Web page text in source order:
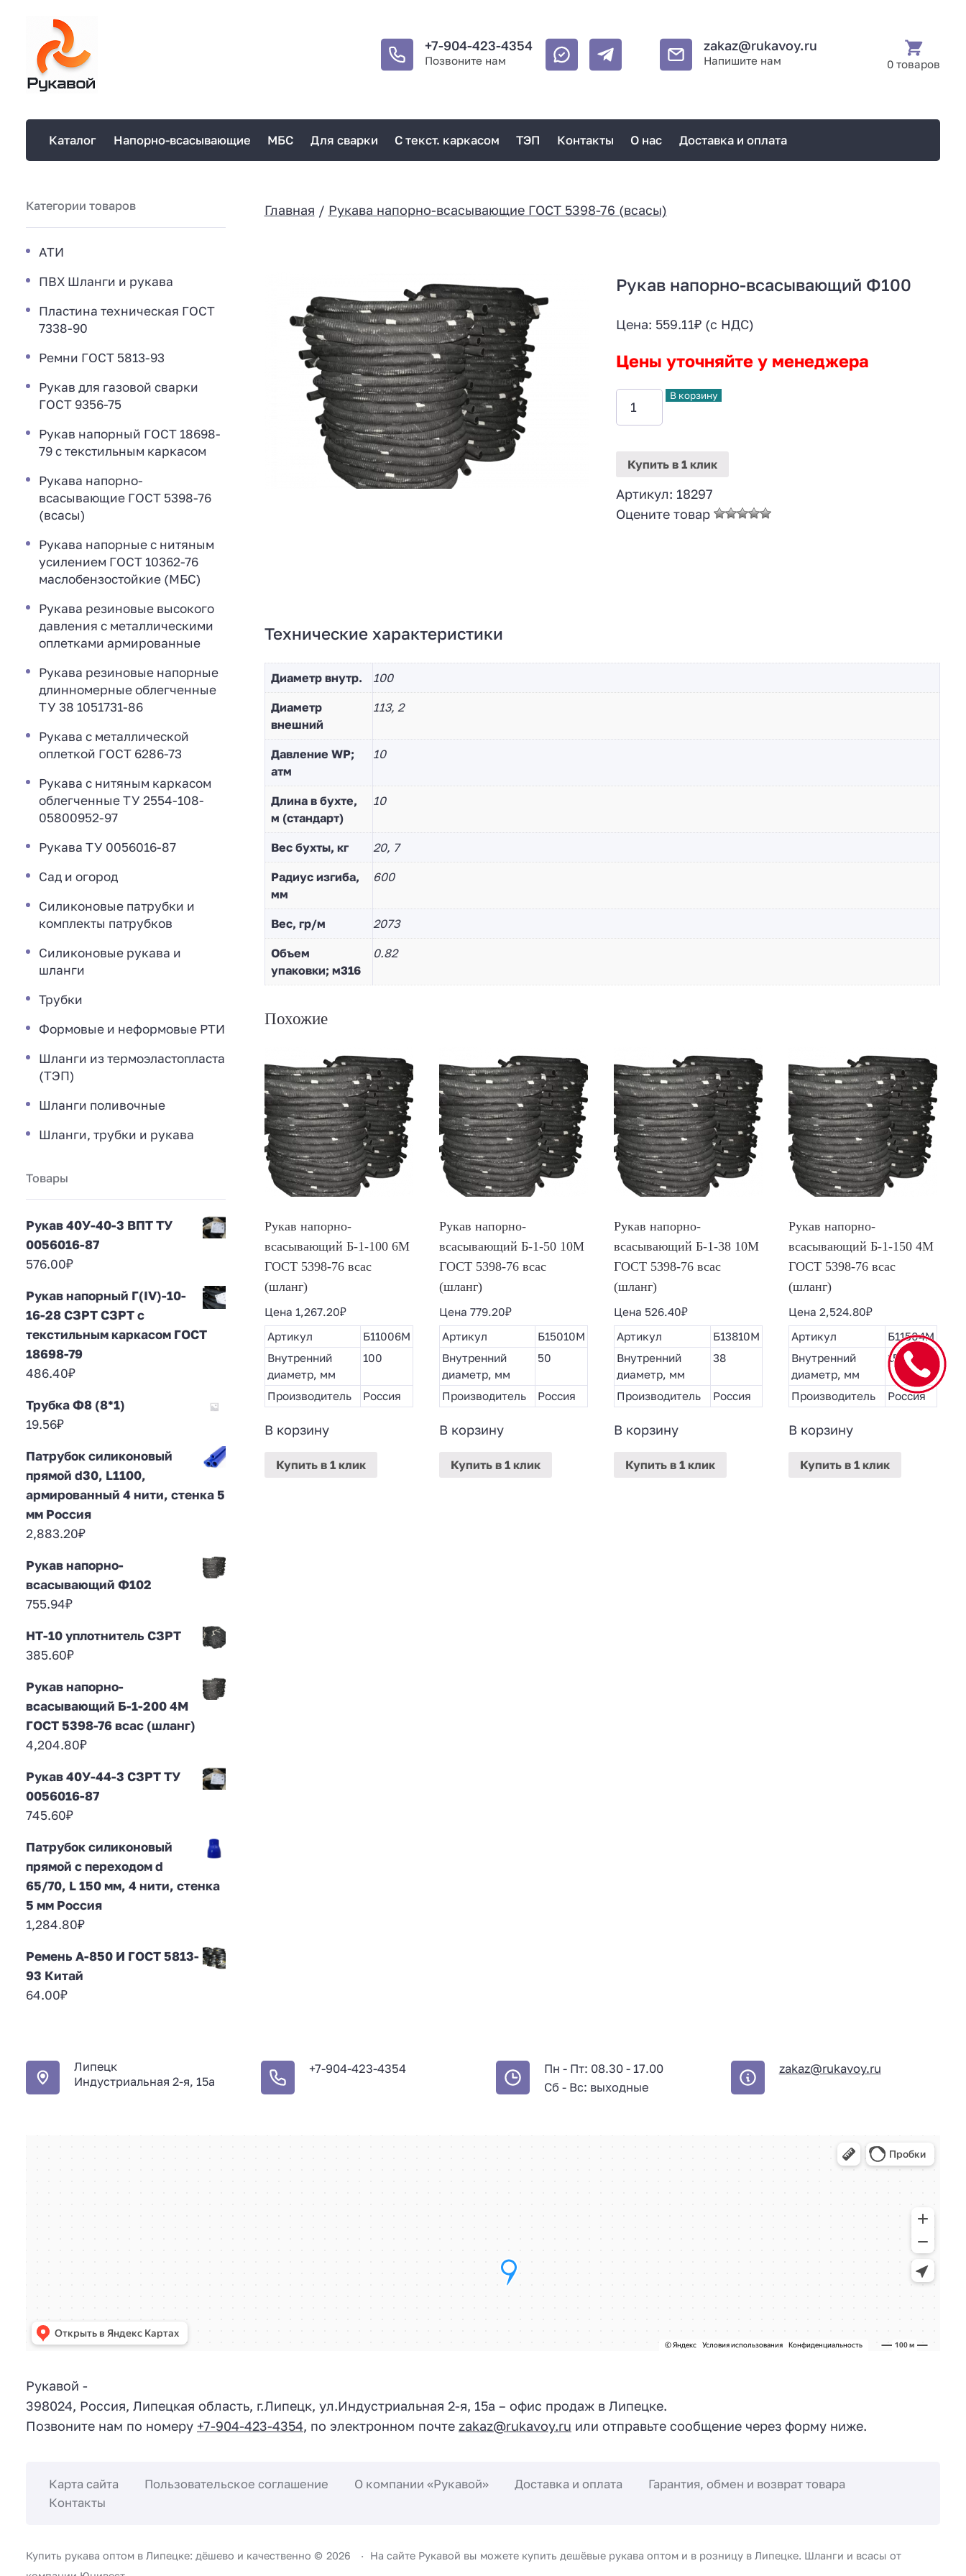
+7-904-423-4354
Позвоните нам
zakaz@rukavoy.ru
Напишите нам 0 товаров
Каталог Напорно-всасывающие МБС Для сварки С текст. каркасом ТЭП Контакты О нас Доставка и оплата
Главная / Рукава напорно-всасывающие ГОСТ 5398-76 (всасы)
Рукав напорно-всасывающий Ф100
Цена: 559.11₽(с НДС)
Цены уточняйте у менеджера
В корзину
Купитьв 1 клик
Артикул: 18297
Оцените товар
Технические характеристики
Диаметр внутр. 100
Диaметр
внешний
113, 2
Давление WP;
атм
10
Длина в бухте,
м (стандарт)
10
Вес бухты, кг 20, 7
Радиус изгиба,
мм
600
Вес, гр/м 2073
Объем
упаковки; м316
0.82
Похожие
Рукав напорно-
всасывающий Б-1-100 6М
ГОСТ 5398-76 всас
(шланг)
Цена 1,267.20₽
Артикул
Б11006М
Внутренний
диаметр, мм
100
Производитель Россия
В корзину
Купитьв 1 клик
Рукав напорно-
всасывающий Б-1-50 10М
ГОСТ 5398-76 всас
(шланг)
Цена 779.20₽
Артикул
Б15010М
Внутренний
диаметр, мм
50
Производитель Россия
В корзину
Купитьв 1 клик
Рукав напорно-
всасывающий Б-1-38 10М
ГОСТ 5398-76 всас
(шланг)
Цена 526.40₽
Артикул
Б13810М
Внутренний
диаметр, мм
38
Производитель Россия
В корзину
Купитьв 1 клик
Рукав напорно-
всасывающий Б-1-150 4М
ГОСТ 5398-76 всас
(шланг)
Цена 2,524.80₽
Артикул
Б11504М
Внутренний
диаметр, мм
150
Производитель Россия
В корзину
Купить в 1 клик
Категории товаров
АТИ
ПВХ Шланги и рукава
Пластина техническая ГОСТ
7338-90
Ремни ГОСТ 5813-93
Рукав для газовой сварки
ГОСТ 9356-75
Рукав напорный ГОСТ 18698-
79 с текстильным каркасом
Рукава напорно-
всасывающие ГОСТ 5398-76
(всасы)
Рукава напорные с нитяным
усилением ГОСТ 10362-76
маслобензостойкие (МБС)
Рукава резиновые высокого
давления с металлическими
оплетками армированные
Рукава резиновые напорные
длинномерные облегченные
ТУ 38 1051731-86
Рукава с металлической
оплеткой ГОСТ 6286-73
Рукава с нитяным каркасом
облегченные ТУ 2554-108-
05800952-97
Рукава ТУ 0056016-87
Сад и огород
Силиконовые патрубки и
комплекты патрубков
Силиконовые рукава и
шланги
Трубки
Формовые и неформовые РТИ
Шланги из термоэластопласта
(ТЭП)
Шланги поливочные
Шланги, трубки и рукава
Товары
Рукав 40У-40-3 ВПТ ТУ
0056016-87
576.00₽
Рукав напорный Г(IV)-10-
16-28 СЗРТ СЗРТ с
текстильным каркасом ГОСТ
18698-79
486.40₽
Трубка Ф8 (8*1)
19.56₽
Патрубок силиконовый
прямой d30, L1100,
армированный 4 нити, стенка 5
мм Россия
2,883.20₽
Рукав напорно-
всасывающий Ф102
755.94₽
НТ-10 уплотнитель СЗРТ
385.60₽
Рукав напорно-
всасывающий Б-1-200 4М
ГОСТ 5398-76 всас (шланг)
4,204.80₽
Рукав 40У-44-3 СЗРТ ТУ
0056016-87
745.60₽
Патрубок силиконовый
прямой с переходом d
65/70, L 150 мм, 4 нити, стенка
5 мм Россия
1,284.80₽
Ремень А-850 И ГОСТ 5813-
93 Китай
64.00₽
Липецк
Индустриальная 2-я, 15а
+7-904-423-4354
Пн - Пт: 08.30 - 17.00
Сб - Вс: выходные
zakaz@rukavoy.ru
Рукавой -
398024, Россия, Липецкая область, г.Липецк, ул.Индустриальная 2-я, 15а – офис продаж в Липецке.
Позвоните нам по номеру +7-904-423-4354, по электронном почте zakaz@rukavoy.ru или отправьте сообщение через форму ниже.
Карта сайта Пользовательское соглашение О компании «Рукавой» Доставка и оплата
Гарантия, обмен и возврат товара
Контакты
Купить рукава оптом в Липецке: дёшево и качественно © 2026
На сайте Рукавой вы можете купить дешёвые рукава оптом и в розницу в Липецке. Шланги и всасы от